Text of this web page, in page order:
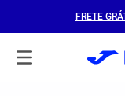
FRETE